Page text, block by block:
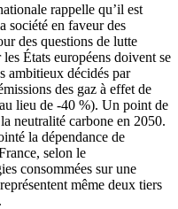
rappelle qu’il est
société en faveur des
des questions de lutte
États européens doivent se
ambitieux décidés par
des gaz à effet de
lieu de -40 %). Un point de
neutralité carbone en 2050.
la dépendance de
selon le
consommées sur une
même deux tiers